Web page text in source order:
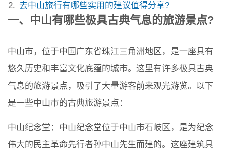
去中山旅行有哪些实用的建议值得分享?
一、中山有哪些极具古典气息的旅游景点?
中山市，位于中国广东省珠江三角洲地区，是一座具有
悠久历史和丰富文化底蕴的城市。这里有许多极具古典
气息的旅游景点，吸引了大量游客前来观光游览。以下
是一些中山市的古典旅游景点：
中山纪念堂：中山纪念堂位于中山市石岐区，是为纪念
伟大的民主革命先行者孙中山先生而建的。这座建筑具